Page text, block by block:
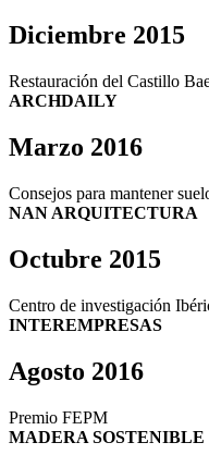
Diciembre 2015
Restauración del Castillo
ARCHDAILY
Marzo 2016
Consejos para mantener
NAN ARQUITECTURA
Octubre 2015
Centro de investigación
INTEREMPRESAS
Agosto 2016
Premio FEPM
MADERA SOSTENIBLE